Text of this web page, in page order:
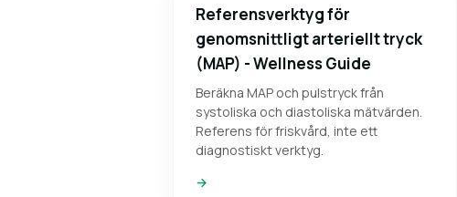
Referensverktyg för
genomsnittligt arteriellt tryck
(MAP) - Wellness Guide
Beräkna MAP och pulstryck från
systoliska och diastoliska mätvärden.
Referens för friskvård, inte ett
diagnostiskt verktyg.
→